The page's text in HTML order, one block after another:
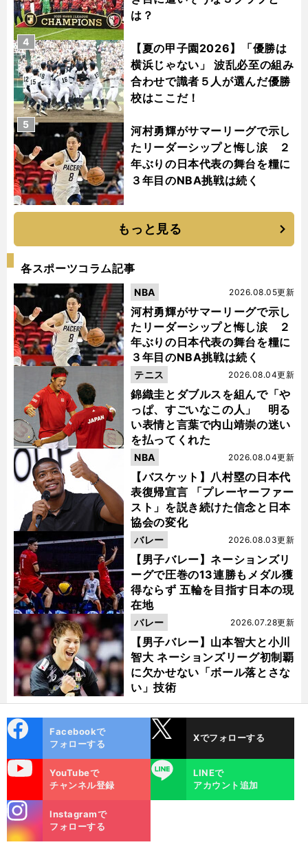
は？
【夏の甲子園2026】「優勝は
横浜じゃない」 波乱必至の組み
合わせで識者５人が選んだ優勝
校はここだ！
4
河村勇輝がサマーリーグで示し
たリーダーシップと悔し涙 ２
年ぶりの日本代表の舞台を糧に
３年目のNBA挑戦は続く
5
もっと見る
各スポーツコラム記事
河村勇輝がサマーリーグで示し
たリーダーシップと悔し涙 ２
年ぶりの日本代表の舞台を糧に
３年目のNBA挑戦は続く
2026.08.05更新
NBA
錦織圭とダブルスを組んで「や
っぱ、すごいなこの人」 明る
い表情と言葉で内山靖崇の迷い
を払ってくれた
2026.08.04更新
テニス
【バスケット】八村塁の日本代
表復帰宣言 「プレーヤーファー
スト」を説き続けた信念と日本
協会の変化
2026.08.04更新
NBA
【男子バレー】ネーションズリ
ーグで圧巻の13連勝もメダル獲
得ならず 五輪を目指す日本の現
在地
2026.08.03更新
バレー
【男子バレー】山本智大と小川
智大 ネーションズリーグ初制覇
に欠かせない「ボール落とさな
い」技術
2026.07.28更新
バレー
ok
Facebookで
フォローする
Xでフォローする
YouTubeで
チャンネル登録
LINE
LINEで
アカウント追加
m
Instagramで
フォローする